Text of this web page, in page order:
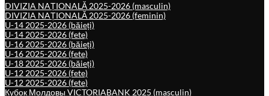
DIVIZIA NAȚIONALĂ 2025-2026 (masculin)
DIVIZIA NAȚIONALĂ 2025-2026 (feminin)
U-14 2025-2026 (băieți)
U-14 2025-2026 (fete)
U-16 2025-2026 (băieți)
U-16 2025-2026 (fete)
U-18 2025-2026 (băieți)
U-12 2025-2026 (fete)
U-12 2025-2026 (fete)
Кубок Молдовы VICTORIABANK 2025 (masculin)